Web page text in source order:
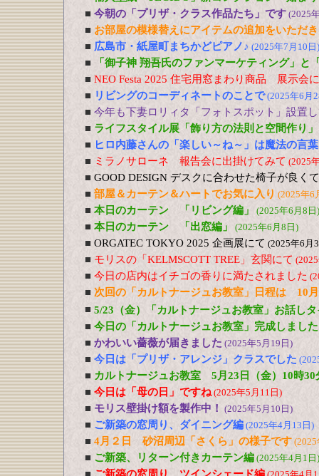
■ 今朝の「プリザ・クラス作品たち」です (2025
■ お部屋の模様替えにアイテムの追加をいただ
■ 広島市・紙屋町まちかどピアノ♪ (2025年7月10日)
■
「御子神 翔吾氏のファンマーケティング」
■ NEO Festa 2025 住宅用窓まわり商品 展示会
■ リビングのコーディネートのことで(2025年6月
■ 今年も下妻ロリィタ「フォトスポット」設置
■ ライフスタイル展「飾り方の法則と空間作
■ ヒロ内藤さんの「楽しい～ね～」は魔法の言
■ ミラノサローネ 報告会に出掛けてみて (2025
■ GOOD DESIGN デスクに合わせた椅子が良く
■ 部屋＆カーテン＆ハートでお気に入り (2025年6
■ 本日のカーテン 「リビング編」 (2025年6月8日)
■ 本日のカーテン 「出窓編」 (2025年6月8日)
■ ORGATEC TOKYO 2025 企画展にて (2025年6月
■ モリスの「KELMSCOTT TREE」玄関にて
■ 今日の店内はイチゴの香りに満たされました
■ 次回の「カルトナージュお教室」日程は 10
■ 5/23（金）「カルトナージュお教室」お話し
■ 今日の「カルトナージュお教室」完成しました
■ かわいい薔薇が届きました (2025年5月19日)
■ 今日は「プリザ・アレンジ」クラスでした
■ カルトナージュお教室 5月23日（金）10時30
■ 今日は「母の日」ですね(2025年5月11日)
■ モリス壁掛け額を製作中！ (2025年5月10日)
■ ご新築の窓周り、ダイニング編 (2025年4月13日)
■ 4月２日 砂沼周辺「さくら」の様子です
■ ご新築、リターン付きカーテン編 (2025年4月1日)